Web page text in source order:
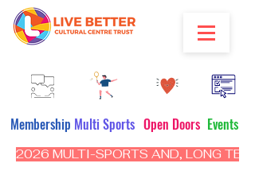
Multi Sports Open Doors Events
Membership
2026 MULTI-SPORTS AND, LONG